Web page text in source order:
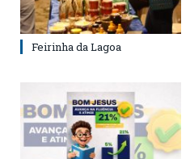
Feirinha da Lagoa